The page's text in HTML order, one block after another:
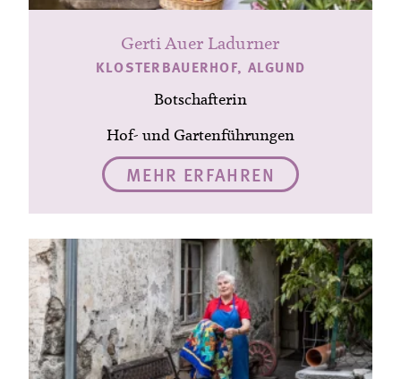
Gerti Auer Ladurner
KLOSTERBAUERHOF, ALGUND
Botschafterin
Hof- und Gartenführungen
MEHR ERFAHREN